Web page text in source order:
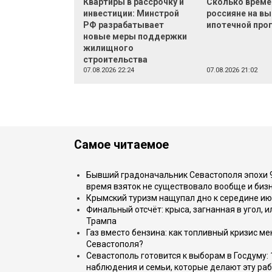
инвестиции: Минстрой
РФ разрабатывает
новые меры поддержки
жилищного
строительства
07.08.2026 22:24
россияне на
ипотечной
07.08.2026 21:02
Самое читаемое
Бывший градоначальник Севастополя эпохи
время взяток не существовало вообще и
Крымский туризм нащупал дно к середине
Финальный отсчёт: крыса, загнанная в угол,
Трампа
Газ вместо бензина: как топливный кризис
Севастополя?
Севастополь готовится к выборам в Госдуму:
наблюдения и семьи, которые делают эту